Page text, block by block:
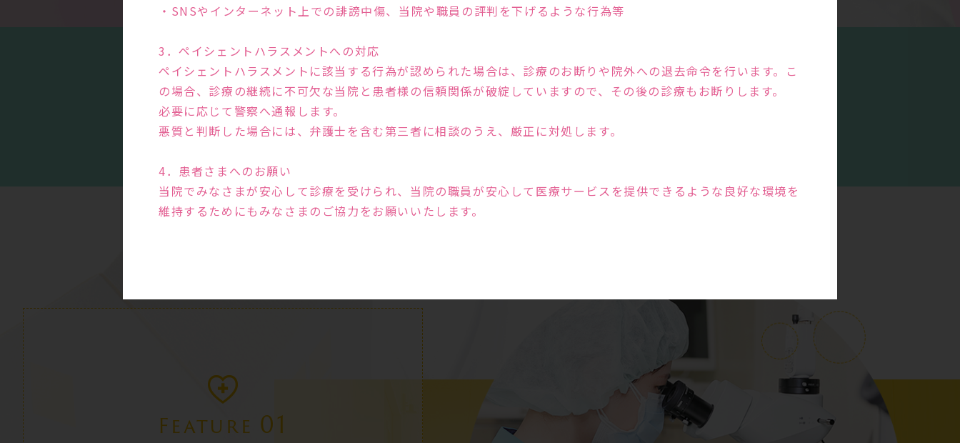
・SNSやインターネット上での誹謗中傷、当院や職員の評判を下げるような行為等
3．ペイシェントハラスメントへの対応
ペイシェントハラスメントに該当する行為が認められた場合は、診療のお断りや院外への退去命令を行います。こ
の場合、診療の継続に不可欠な当院と患者様の信頼関係が破綻していますので、その後の診療もお断りします。
必要に応じて警察へ通報します。
悪質と判断した場合には、弁護士を含む第三者に相談のうえ、厳正に対処します。
4．患者さまへのお願い
当院でみなさまが安心して診療を受けられ、当院の職員が安心して医療サービスを提供できるような良好な環境を
維持するためにもみなさまのご協力をお願いいたします。
まるたARTクリニック
Feature
Feature 01